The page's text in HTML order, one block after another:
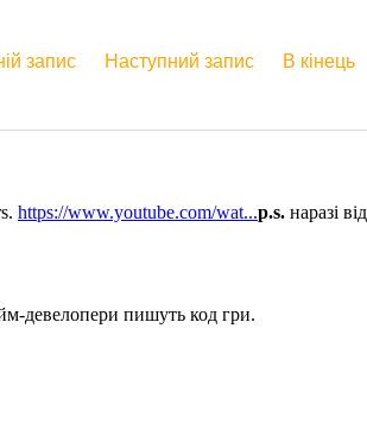
запис Наступний запис В кінець